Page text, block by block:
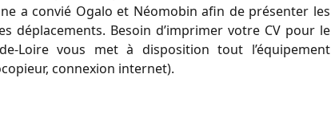
a convié Ogalo et Néomobin afin de présenter les
déplacements. Besoin d’imprimer votre CV pour le
Loire vous met à disposition tout l’équipement
connexion internet).